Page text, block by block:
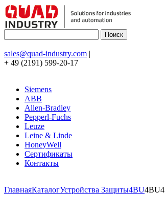
sales@quad-industry.com |
+ 49 (2191) 599-20-17
Siemens
ABB
Allen-Bradley
Pepperl-Fuchs
Leuze
Leine & Linde
HoneyWell
Сертификаты
Контакты
ГлавнаяКаталогУстройства Защиты4BU4BU4